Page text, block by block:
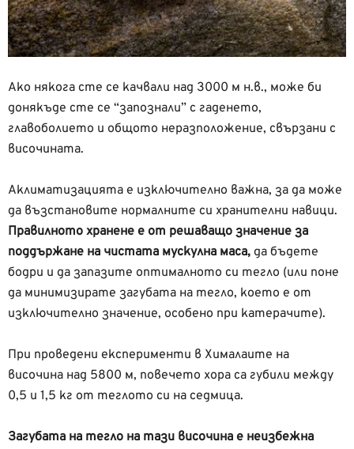
Ако някога сте се качвали над 3000 м н.в., може би
донякъде сте се “запознали” с гаденето,
главоболието и общото неразположение, свързани с
височината.
Аклиматизацията е изключително важна, за да може
да възстановите нормалните си хранителни навици.
Правилното хранене е от решаващо значение за
поддържане на чистата мускулна маса, да бъдете
бодри и да запазите оптималното си тегло (или поне
да минимизирате загубата на тегло, което е от
изключително значение, особено при катерачите).
При проведени експерименти в Хималаите на
височина над 5800 м, повечето хора са губили между
0,5 и 1,5 кг от теглото си на седмица.
Загубата на тегло на тази височина е неизбежна